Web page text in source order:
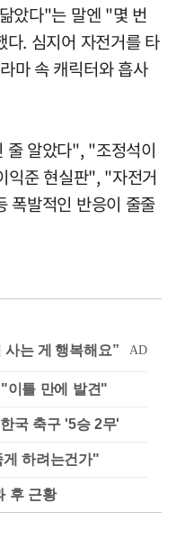
았다"는 말엔 "몇 번
. 심지어 자전거를 타
마 속 캐릭터와 흡사
줄 알았다", "조정석이
익준 현실판", "자전거
폭발적인 반응이 줄줄
이틀 만에 발견"
국 축구 '5승 2무'
하려는건가"
후 근황